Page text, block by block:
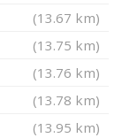
(13.67 km)
(13.75 km)
(13.76 km)
(13.78 km)
(13.95 km)